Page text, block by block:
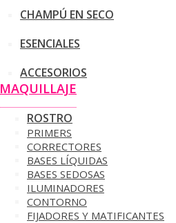
CHAMPÚ EN SECO
ESENCIALES
ACCESORIOS
MAQUILLAJE
ROSTRO
PRIMERS
CORRECTORES
BASES LÍQUIDAS
BASES SEDOSAS
ILUMINADORES
CONTORNO
FIJADORES Y MATIFICANTES